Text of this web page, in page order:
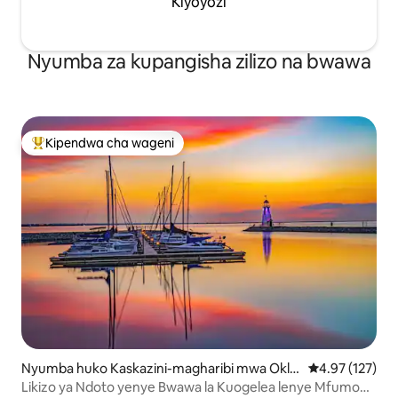
Nyumba za kupangisha zilizo na bwawa
Kipendwa maarufu cha wageni
Kipendwa cha wageni
Nyumba huko Kaskazini-magharibi mwa Okla
homa City
Ukadiriaji wa
4.97 (127)
Likizo ya Ndoto yenye Bwawa la Kuogelea lenye Mfumo